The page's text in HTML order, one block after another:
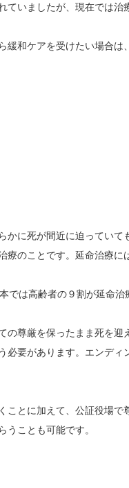
ていましたが、現在では治
和ケアを受けたい場合は
かに死が間近に迫ってい
療のことです。延命治療に
では高齢者の９割が延命治
の尊厳を保ったまま死を
必要があります。エンデ
ことに加えて、公証役場
うことも可能です。